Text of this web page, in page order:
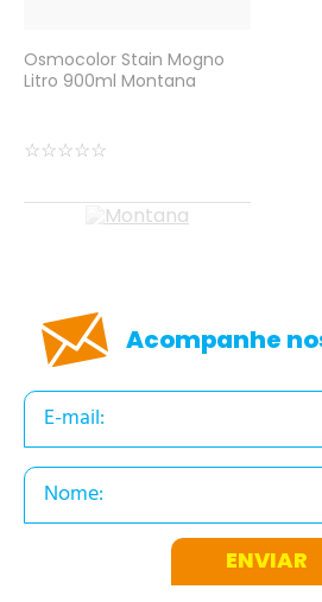
Osmocolor Stain Mogno
Litro 900ml Montana
☆☆☆☆☆
Acompanhe
ENVIAR